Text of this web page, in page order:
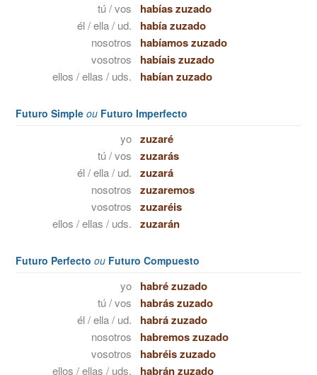
tú / vos habías zuzado
él / ella / ud. había zuzado
nosotros habíamos zuzado
vosotros habíais zuzado
ellos / ellas / uds. habían zuzado
Futuro Simple ou Futuro Imperfecto
yo zuzaré
tú / vos zuzarás
él / ella / ud. zuzará
nosotros zuzaremos
vosotros zuzaréis
ellos / ellas / uds. zuzarán
Futuro Perfecto ou Futuro Compuesto
yo habré zuzado
tú / vos habrás zuzado
él / ella / ud. habrá zuzado
nosotros habremos zuzado
vosotros habréis zuzado
ellos / ellas / uds. habrán zuzado